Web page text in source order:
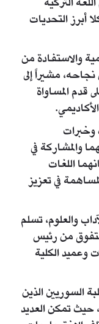
أبرز التحديات
والاستفادة من
مشيراً إلى
قدم المساواة
والمشاركة في
اللغات
في تعزيز
والعلوم، تسلم
من رئيس
وعميد الكلية
السوريين الذين
حيث تمكن العديد